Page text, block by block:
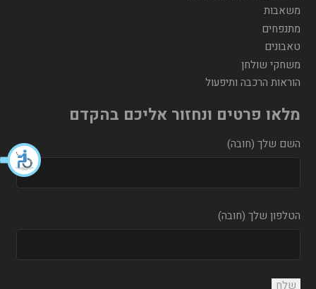
משאבות
מתנפחים
טאבונים
משחקי שולחן
הוראות הרכבה ותיפעול
מלאו פרטים ונחזור אליכם בהקדם
השם שלך (חובה)
הטלפון שלך (חובה)